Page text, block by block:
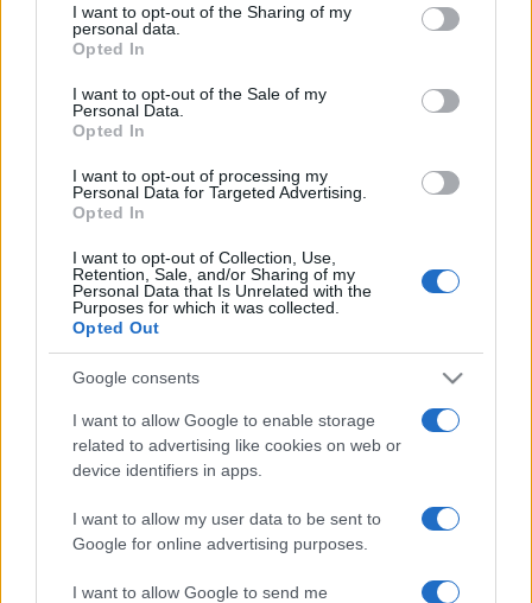
not limited to your visit or usage behaviour. You may click to
grant or deny consent to Google and its third-party tags to
use your data for below specified purposes in below Google
consent section.
I want to opt-out of the Sharing of my
personal data.
Opted In
I want to opt-out of the Sale of my
Personal Data.
Opted In
I want to opt-out of processing my
Personal Data for Targeted Advertising.
Opted In
I want to opt-out of Collection, Use,
Retention, Sale, and/or Sharing of my
Personal Data that Is Unrelated with the
Purposes for which it was collected.
Opted Out
Google consents
I want to allow Google to enable storage
related to advertising like cookies on web or
device identifiers in apps.
I want to allow my user data to be sent to
Google for online advertising purposes.
I want to allow Google to send me
Fesztivál Ecuadorban
Táncfesztivál Ecuadorban 2007. március 8. és 18. között
Quitoban. A fesztivál témája: ?Nők a táncban?.
További részletes információk:
www.cid-unesco.org
CID President's Office
Athens, Greece
Tel. (30)210.324.4395 & 210.324.6188; Fax (30)210.324.6921
MEGOSZTÁS